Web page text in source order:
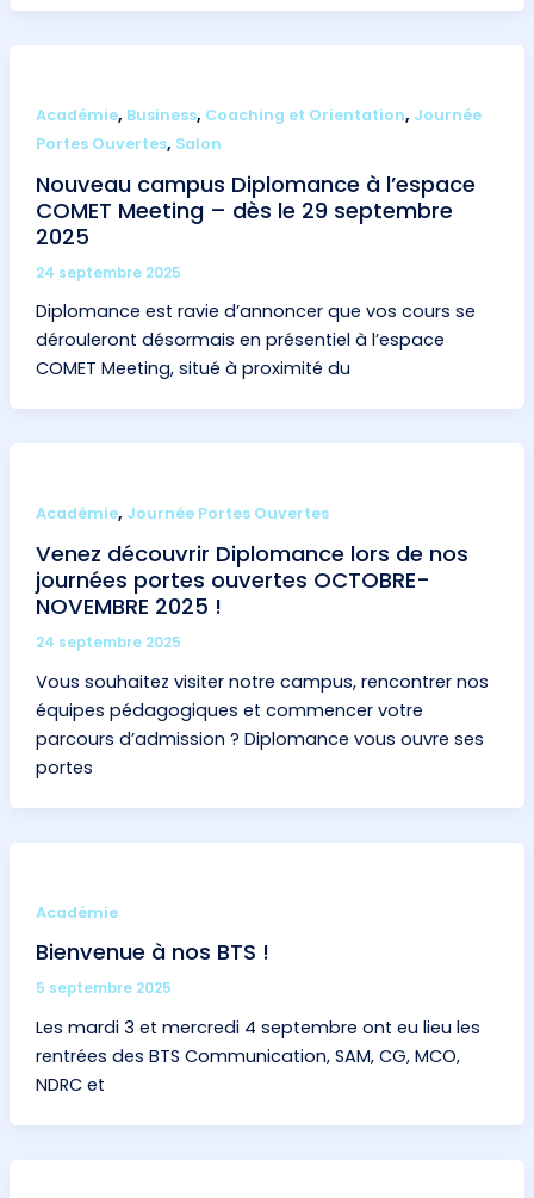
Académie, Business, Coaching et Orientation, Journée
Portes Ouvertes, Salon
Nouveau campus Diplomance à l’espace
COMET Meeting – dès le 29 septembre
2025
24 septembre 2025
Diplomance est ravie d’annoncer que vos cours se
dérouleront désormais en présentiel à l’espace
COMET Meeting, situé à proximité du
Académie, Journée Portes Ouvertes
Venez découvrir Diplomance lors de nos
journées portes ouvertes OCTOBRE-
NOVEMBRE 2025 !
24 septembre 2025
Vous souhaitez visiter notre campus, rencontrer nos
équipes pédagogiques et commencer votre
parcours d’admission ? Diplomance vous ouvre ses
portes
Académie
Bienvenue à nos BTS !
5 septembre 2025
Les mardi 3 et mercredi 4 septembre ont eu lieu les
rentrées des BTS Communication, SAM, CG, MCO,
NDRC et